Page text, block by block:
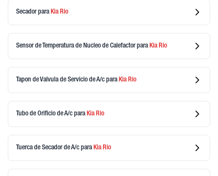
Secadorpara KiaRio
Sensor de Temperatura de Nucleo de Calefactorpara KiaRio
Tapon de Valvula de Servicio de A/c para KiaRio
Tubo de Orificio de A/c para KiaRio
Tuerca de Secador de A/c para KiaRio